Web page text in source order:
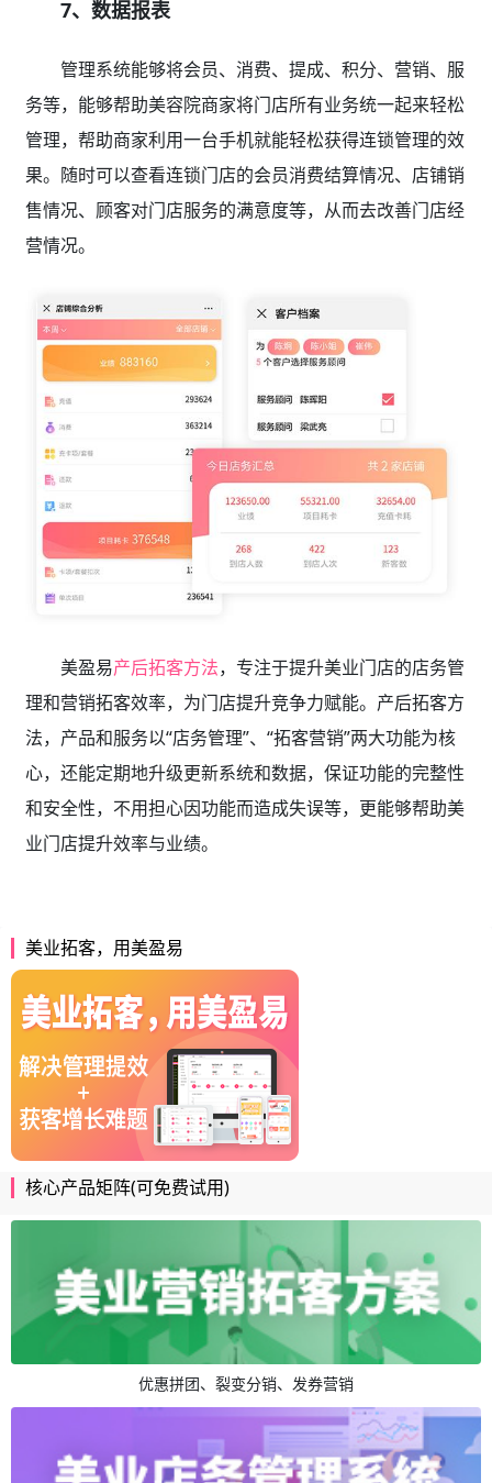
7、数据报表
管理系统能够将会员、消费、提成、积分、营销、服
务等，能够帮助美容院商家将门店所有业务统一起来轻松
管理，帮助商家利用一台手机就能轻松获得连锁管理的效
果。随时可以查看连锁门店的会员消费结算情况、店铺销
售情况、顾客对门店服务的满意度等，从而去改善门店经
营情况。
美盈易产后拓客方法，专注于提升美业门店的店务管
理和营销拓客效率，为门店提升竞争力赋能。产后拓客方
法，产品和服务以“店务管理”、“拓客营销”两大功能为核
心，还能定期地升级更新系统和数据，保证功能的完整性
和安全性，不用担心因功能而造成失误等，更能够帮助美
业门店提升效率与业绩。
美业拓客，用美盈易
核心产品矩阵(可免费试用)
优惠拼团、裂变分销、发券营销